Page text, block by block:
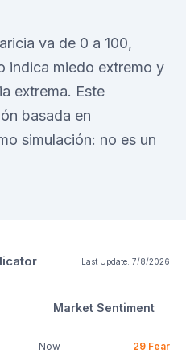
va de 0 a 100,
indica miedo extremo y
extrema. Este
basada en
simulación: no es un
Last Update: 7/8/2026
Market Sentiment
Now 29 Fear